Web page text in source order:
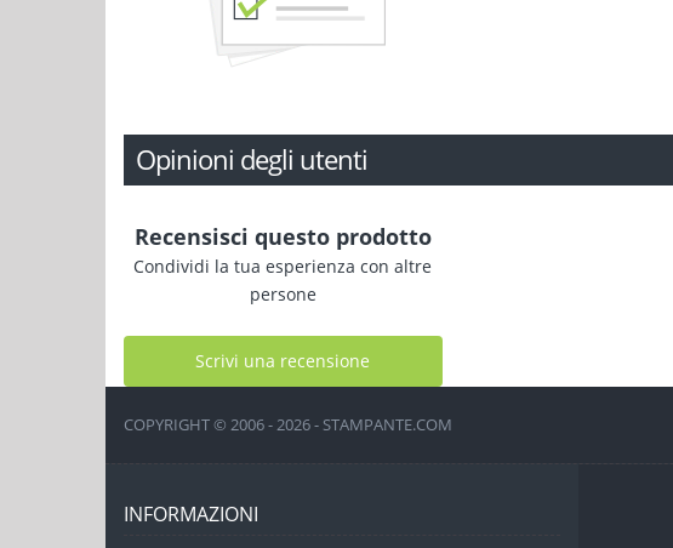
Opinioni degli utenti
Recensisci questo prodotto
Condividi la tua esperienza con altre
persone
Scrivi una recensione
COPYRIGHT © 2006 - 2026 - STAMPANTE.COM
INFORMAZIONI